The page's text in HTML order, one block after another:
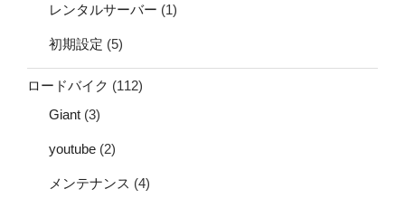
レンタルサーバー (1)
初期設定 (5)
ロードバイク (112)
Giant (3)
youtube (2)
メンテナンス (4)